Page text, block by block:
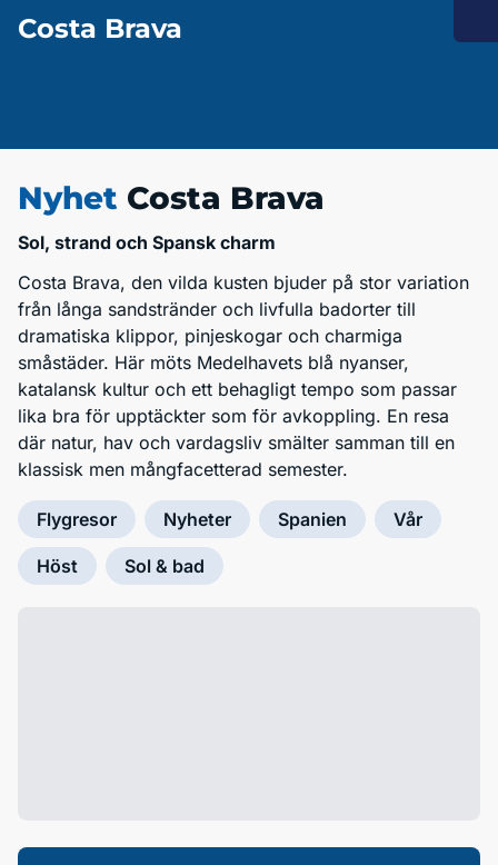
Costa Brava
Nyhet Costa Brava
Sol, strand och Spansk charm
Costa Brava, den vilda kusten bjuder på stor variation
från långa sandstränder och livfulla badorter till
dramatiska klippor, pinjeskogar och charmiga
småstäder. Här möts Medelhavets blå nyanser,
katalansk kultur och ett behagligt tempo som passar
lika bra för upptäckter som för avkoppling. En resa
där natur, hav och vardagsliv smälter samman till en
klassisk men mångfacetterad semester.
Flygresor Nyheter Spanien Vår
Höst Sol & bad